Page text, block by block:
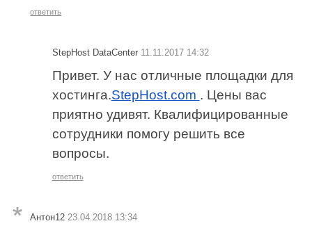
ответить
StepHost DataCenter 11.11.2017 14:32
Привет. У нас отличные площадки для
хостинга.StepHost.com . Цены вас
приятно удивят. Квалифицированные
сотрудники помогу решить все
вопросы.
ответить
Антон12 23.04.2018 13:34